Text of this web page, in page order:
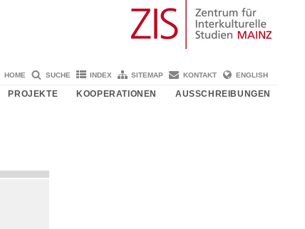
HOME SUCHE INDEX SITEMAP KONTAKT ENGLISH
PROJEKTE KOOPERATIONEN AUSSCHREIBUNGEN